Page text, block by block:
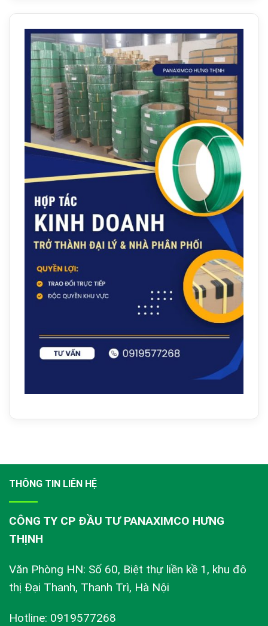
THÔNG TIN LIÊN HỆ
CÔNG TY CP ĐẦU TƯ PANAXIMCO HƯNG
THỊNH
Văn Phòng HN: Số 60, Biệt thự liền kề 1, khu đô
thị Đại Thanh, Thanh Trì, Hà Nội
Hotline: 0919577268